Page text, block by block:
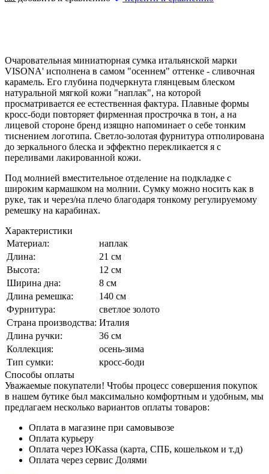
Очаровательная миниатюрная сумка итальянской марки
VISONA' исполнена в самом "осеннем" оттенке - сливочная
карамель. Его глубина подчеркнута глянцевым блеском
натуральной мягкой кожи "наплак", на которой
просматривается ее естественная фактура. Плавные формы
кросс-боди повторяет фирменная прострочка в тон, а на
лицевой стороне бренд изящно напоминает о себе тонким
тиснением логотипа. Светло-золотая фурнитура отполирована
до зеркального блеска и эффектно перекликается я с
переливами лакированной кожи.
Под молнией вместительное отделение на подкладке с
широким кармашком на молнии. Сумку можно носить как в
руке, так и через/на плечо благодаря тонкому регулируемому
ремешку на карабинах.
Характеристики
Материал:
наплак
Длина:
21 см
Высота:
12 см
Ширина дна:
8 см
Длина ремешка:
140 см
Фурнитура:
светлое золото
Страна производства: Италия
Длина ручки:
36 см
Коллекция:
осень-зима
Тип сумки:
кросс-боди
Способы оплаты
Уважаемые покупатели! Чтобы процесс совершения покупок
в нашем бутике был максимально комфортным и удобным, мы
предлагаем несколько вариантов оплаты товаров:
Оплата в магазине при самовывозе
Оплата курьеру
Оплата через ЮKassa (карта, СПБ, кошельком и т.д)
Оплата через сервис Долями